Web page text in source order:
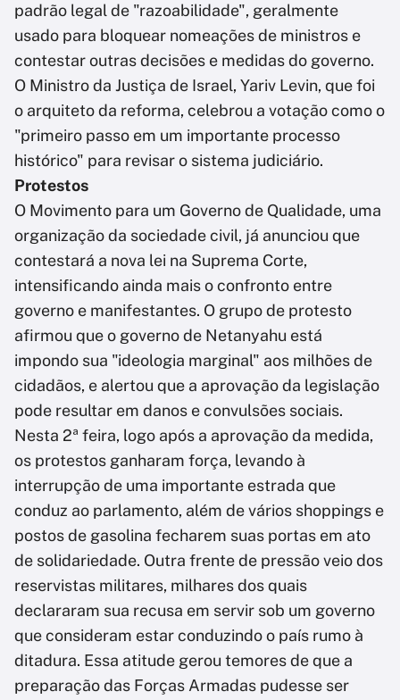
padrão legal de "razoabilidade", geralmente
usado para bloquear nomeações de ministros e
contestar outras decisões e medidas do governo.
O Ministro da Justiça de Israel, Yariv Levin, que foi
o arquiteto da reforma, celebrou a votação como o
"primeiro passo em um importante processo
histórico" para revisar o sistema judiciário.
Protestos
O Movimento para um Governo de Qualidade, uma
organização da sociedade civil, já anunciou que
contestará a nova lei na Suprema Corte,
intensificando ainda mais o confronto entre
governo e manifestantes. O grupo de protesto
afirmou que o governo de Netanyahu está
impondo sua "ideologia marginal" aos milhões de
cidadãos, e alertou que a aprovação da legislação
pode resultar em danos e convulsões sociais.
Nesta 2ª feira, logo após a aprovação da medida,
os protestos ganharam força, levando à
interrupção de uma importante estrada que
conduz ao parlamento, além de vários shoppings e
postos de gasolina fecharem suas portas em ato
de solidariedade. Outra frente de pressão veio dos
reservistas militares, milhares dos quais
declararam sua recusa em servir sob um governo
que consideram estar conduzindo o país rumo à
ditadura. Essa atitude gerou temores de que a
preparação das Forças Armadas pudesse ser